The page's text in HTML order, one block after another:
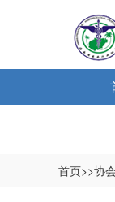
首页>>协